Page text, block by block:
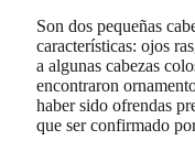
Son dos pequeñas
características: ojos
a algunas cabezas
encontraron
haber sido ofrendas
que ser confirmado